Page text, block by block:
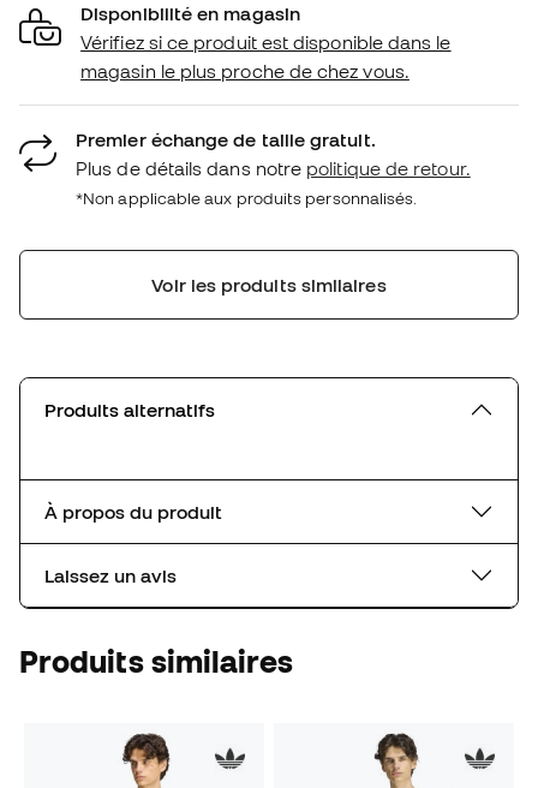
Disponibilité en magasin
Vérifiez si ce produit est disponible dans le
magasin le plus proche de chez vous.
Premier échange de taille gratuit.
Plus de détails dans notre politique de retour.
*Non applicable aux produits personnalisés.
Voir les produits similaires
Produits alternatifs
À propos du produit
Laissez un avis
Produits similaires